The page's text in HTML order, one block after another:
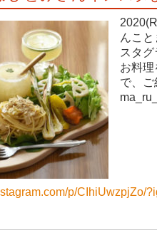
んこ
スタ
お料
で、
p/CIhiUwzpjZo/